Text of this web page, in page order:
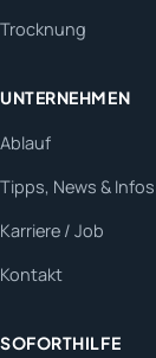
Trocknung
UNTERNEHMEN
Ablauf
Tipps, News & Infos
Karriere / Job
Kontakt
SOFORTHILFE